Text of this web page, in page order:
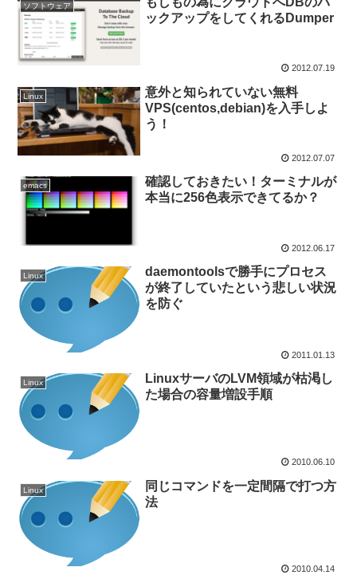
ソフトウェア
ックアップをしてくれるDumper
2012.07.19
Linux
意外と知られていない無料
VPS(centos,debian)を入手しよ
う！
2012.07.07
emacs
確認しておきたい！ターミナルが
本当に256色表示できてるか？
2012.06.17
Linux
daemontoolsで勝手にプロセス
が終了していたという悲しい状況
を防ぐ
2011.01.13
Linux
LinuxサーバのLVM領域が枯渇し
た場合の容量増設手順
2010.06.10
Linux
同じコマンドを一定間隔で打つ方
法
2010.04.14